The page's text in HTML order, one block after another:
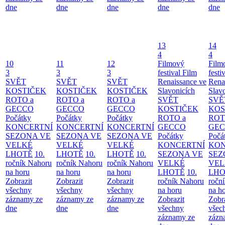
dne
dne
dne
dne
dne
10
3
SVĚT
KOSTIČEK
ROTO a
GECCO
Počátky
KONCERTNÍ
SEZONA VE
VELKÉ
LHOTĚ 10.
ročník Nahoru
na horu
Zobrazit
všechny
záznamy ze
dne
11
3
SVĚT
KOSTIČEK
ROTO a
GECCO
Počátky
KONCERTNÍ
SEZONA VE
VELKÉ
LHOTĚ 10.
ročník Nahoru
na horu
Zobrazit
všechny
záznamy ze
dne
12
3
SVĚT
KOSTIČEK
ROTO a
GECCO
Počátky
KONCERTNÍ
SEZONA VE
VELKÉ
LHOTĚ 10.
ročník Nahoru
na horu
Zobrazit
všechny
záznamy ze
dne
13
4
Filmový
festival Film
Renaissance ve
Slavonicích
SVĚT
KOSTIČEK
ROTO a
GECCO
Počátky
KONCERTNÍ
SEZONA VE
VELKÉ
LHOTĚ 10.
ročník Nahoru
na horu
Zobrazit
všechny
záznamy ze
14
4
na